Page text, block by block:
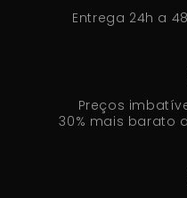
Entrega 24h a
Preços
30% mais barato